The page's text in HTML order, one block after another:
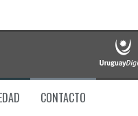
CONTACTO